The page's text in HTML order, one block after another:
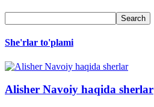
She'rlar to'plami
Alisher Navoiy haqida sherlar